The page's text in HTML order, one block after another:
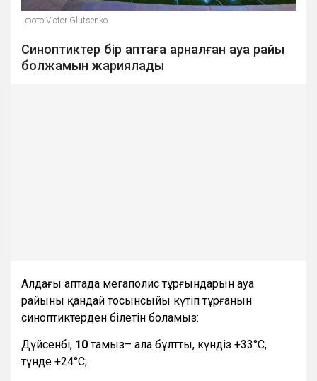
фото Victor Glutsenko
Синоптиктер бір аптаға арналған ауа райы
болжамын жариялады
Алдағы аптада мегаполис тұрғындарын ауа
райының қандай тосынсыйы күтіп тұрғанын
синоптиктерден білетін боламыз:
Дүйсенбі, 10тамыз– ала бұлтты, күндіз +33°С,
түнде +24°С;